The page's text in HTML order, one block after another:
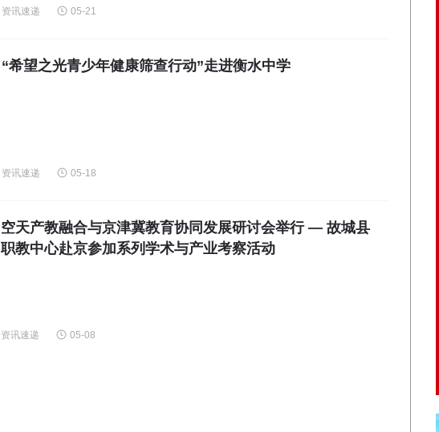
资讯速递 05-21
“希望之光青少年健康筛查行动”走进衡水中学
资讯速递 05-18
空天产教融合与京津冀教育协同发展研讨会举行 — 故城县
职教中心赴京参加系列学术与产业考察活动
资讯速递 05-08